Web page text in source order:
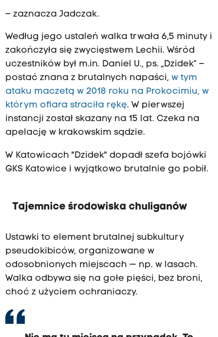
– zaznacza Jadczak.
Według jego ustaleń walka trwała 6,5 minuty i
zakończyła się zwycięstwem Lechii. Wśród
uczestników był m.in. Daniel U., ps. „Dzidek” –
postać znana z brutalnych napaści, w tym
ataku maczetą w 2018 roku na Prokocimiu, w
którym ofiara straciła rękę. W pierwszej
instancji został skazany na 15 lat. Czeka na
apelację w krakowskim sądzie.
W Katowicach "Dzidek" dopadł szefa bojówki
GKS Katowice i wyjątkowo brutalnie go pobił.
Tajemnice środowiska chuliganów
Ustawki to element brutalnej subkultury
pseudokibiców, organizowane w
odosobnionych miejscach — np. w lasach.
Walka odbywa się na gołe pięści, bez broni,
choć z użyciem ochraniaczy.